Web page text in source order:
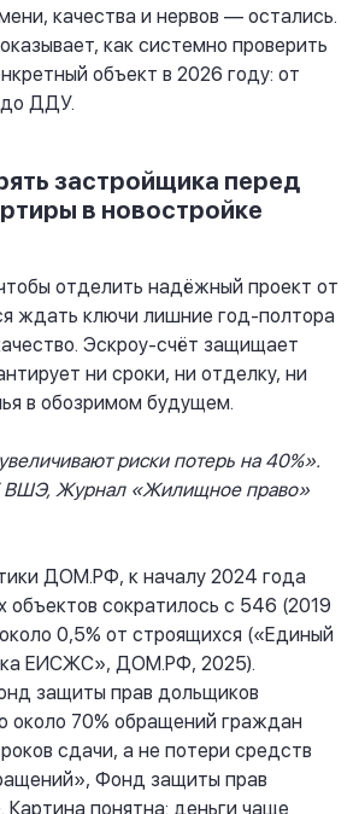
качества и нервов — остались.
как системно проверить
объект в 2026 году: от
ДДУ.
застройщика перед
в новостройке
отделить надёжный проект от
ждать ключи лишние год-полтора
Эскроу-счёт защищает
ни сроки, ни отделку, ни
в обозримом будущем.
риски потерь на 40%».
Журнал «Жилищное право»
ДОМ.РФ, к началу 2024 года
объектов сократилось с 546 (2019
0,5% от строящихся («Единый
ЕИСЖС», ДОМ.РФ, 2025).
защиты прав дольщиков
около 70% обращений граждан
сдачи, а не потери средств
Фонд защиты прав
понятна: деньги чаще